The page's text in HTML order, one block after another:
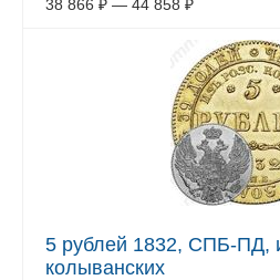
38 866 ₽ — 44 858 ₽
5 рублей 1832, СПБ-ПД,
колыванских